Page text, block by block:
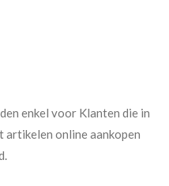
enkel voor Klanten die in
artikelen online aankopen